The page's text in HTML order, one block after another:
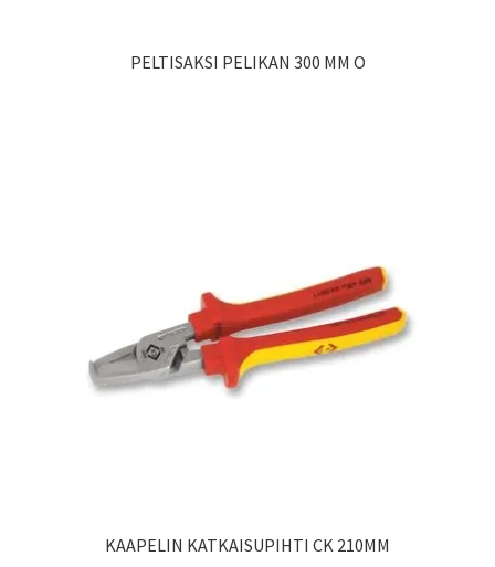
PELTISAKSI PELIKAN 300 MM O
KAAPELIN KATKAISUPIHTI CK 210MM